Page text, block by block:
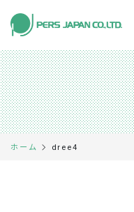
私たちの特長 About Us
事業内容 Business
ホーム dree4